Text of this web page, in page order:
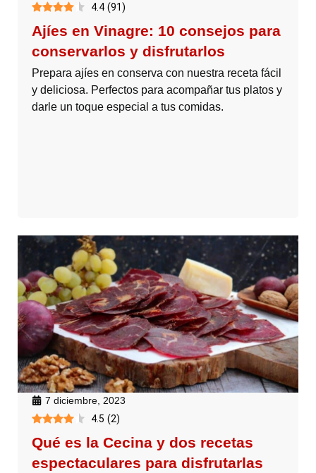
4.4 (91)
Ajíes en Vinagre: 10 consejos para
conservarlos y disfrutarlos
Prepara ajíes en conserva con nuestra receta fácil
y deliciosa. Perfectos para acompañar tus platos y
darle un toque especial a tus comidas.
7 diciembre, 2023
4.5 (2)
Qué es la Cecina y dos recetas
espectaculares para disfrutarlas